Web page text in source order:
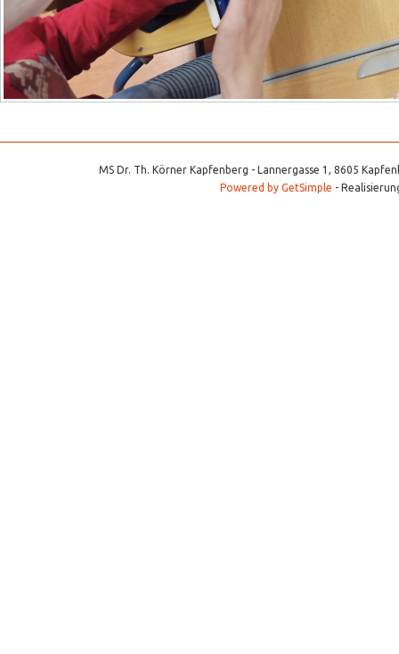
MS Dr. Th. Körner Kapfenberg - Lannergasse 1, 8605
Powered by GetSimple -